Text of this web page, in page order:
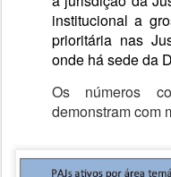
institucional a
prioritária nas
onde há sede da
Os números
demonstram com